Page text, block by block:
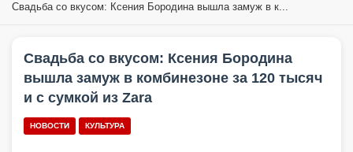
Свадьба со вкусом: Ксения Бородина вышла замуж в к...
Свадьба со вкусом: Ксения Бородина
вышла замуж в комбинезоне за 120 тысяч
и с сумкой из Zara
НОВОСТИ КУЛЬТУРА